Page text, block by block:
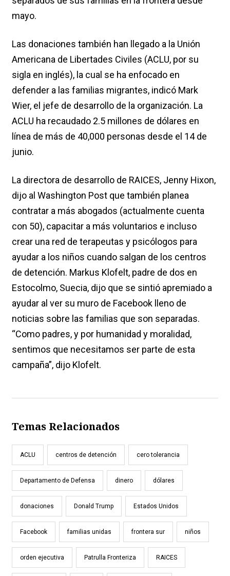
mayo.
Las donaciones también han llegado a la Unión
Americana de Libertades Civiles (ACLU, por su
sigla en inglés), la cual se ha enfocado en
defender a las familias migrantes, indicó Mark
Wier, el jefe de desarrollo de la organización. La
ACLU ha recaudado 2.5 millones de dólares en
línea de más de 40,000 personas desde el 14 de
junio.
La directora de desarrollo de RAICES, Jenny Hixon,
dijo al Washington Post que también planea
contratar a más abogados (actualmente cuenta
con 50), capacitar a más voluntarios e incluso
crear una red de terapeutas y psicólogos para
ayudar a los niños cuando salgan de los centros
de detención. Markus Klofelt, padre de dos en
Estocolmo, Suecia, dijo que se sintió apremiado a
ayudar al ver su muro de Facebook lleno de
noticias sobre las familias que son separadas.
“Como padres, y por humanidad y moralidad,
sentimos que necesitamos ser parte de esta
campaña”, dijo Klofelt.
Temas Relacionados
ACLU centros de detención cero tolerancia
Departamento de Defensa dinero dólares
donaciones Donald Trump Estados Unidos
Facebook familias unidas frontera sur niños
orden ejecutiva Patrulla Fronteriza RAICES